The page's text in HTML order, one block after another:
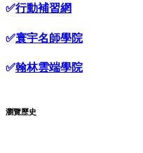
✅行動補習網
✅寰宇名師學院
✅翰林雲端學院
瀏覽歷史